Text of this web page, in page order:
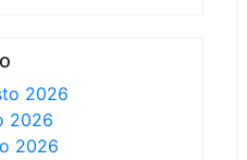
2026
2026
2026